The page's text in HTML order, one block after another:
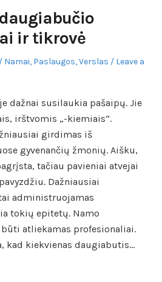
ir tikrovė
Posted
Namai, Paslaugos,Verslas
Leave a
dažnai susilaukia pašaipų. Jie
irštvomis „-kiemiais“.
girdimas iš
gyvenančių žmonių. Aišku,
tačiau pavieniai atvejai
Dažniausiai
administruojamas
tokių epitetų. Namo
atliekamas profesionaliai.
kad kiekvienas daugiabutis…